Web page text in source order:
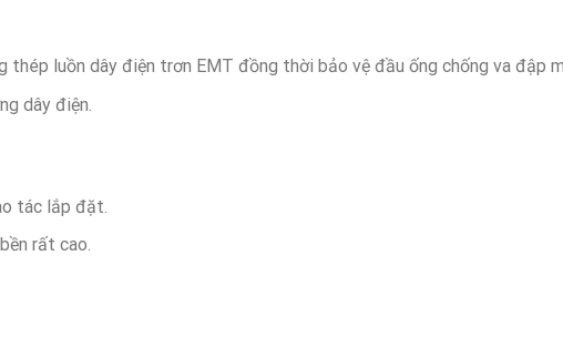
thép luồn dây điện trơn EMT đồng thời bảo vệ đầu ống chống va đập
dây điện.
tác lắp đặt.
rất cao.